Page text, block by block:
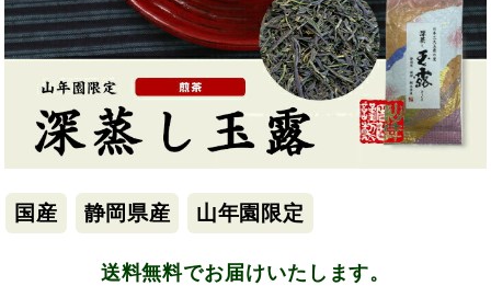
国産 静岡県産 山年園限定
送料無料でお届けいたします。